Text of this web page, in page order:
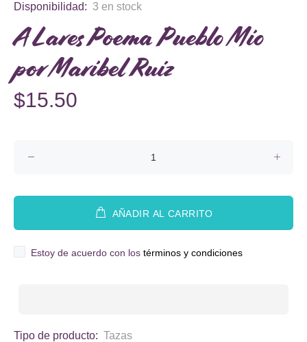
Disponibilidad: 3 en stock
A Lares Poema Pueblo Mio
por Maribel Ruiz
$15.50
AÑADIR AL CARRITO
Estoy de acuerdo con los términos y condiciones
Tipo de producto: Tazas